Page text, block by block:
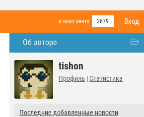
Вход
в мою ленту 2679
Об авторе
tishon
Профиль | Статистика
Последние добавленные новости